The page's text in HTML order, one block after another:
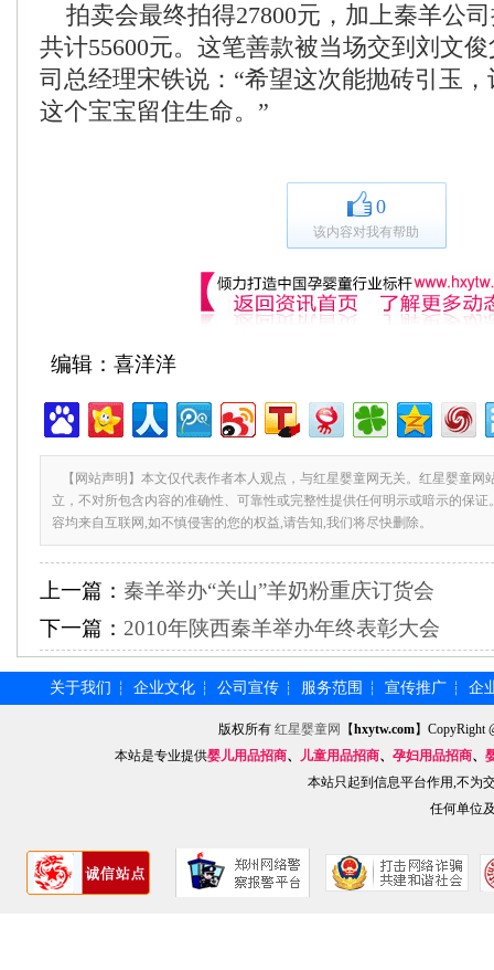
拍卖会最终拍得27800元，加上秦羊公
共计55600元。这笔善款被当场交到刘文
司总经理宋铁说：“希望这次能抛砖引玉
这个宝宝留住生命。”
0
该内容对我有帮助
编辑：喜洋洋
【网站声明】本文仅代表作者本人观点，与红星婴童网无关。红星婴童网
立，不对所包含内容的准确性、可靠性或完整性提供任何明示或暗示的保
容均来自互联网,如不慎侵害的您的权益,请告知,我们将尽快删除。
上一篇： 秦羊举办“关山”羊奶粉重庆订货会
下一篇： 2010年陕西秦羊举办年终表彰大会
关于我们 ┆ 企业文化 ┆ 公司宣传 ┆ 服务范围 ┆ 宣传推广 ┆ 企
版权所有红星婴童网 【hxytw.com】CopyRight
本站是专业提供婴儿用品招商、 儿童用品招商、 孕妇用品招商、
本站只起到信息平台作用,不为
任何单位